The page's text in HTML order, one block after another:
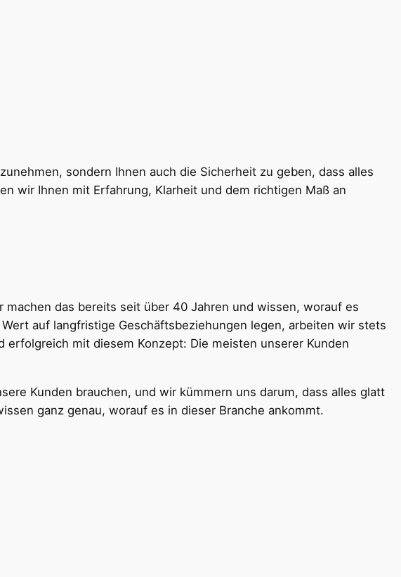
sondern Ihnen auch die Sicherheit zu geben, dass alles
wir Ihnen mit Erfahrung, Klarheit und dem richtigen Maß an
machen das bereits seit über 40 Jahren und wissen, worauf es
auf langfristige Geschäftsbeziehungen legen, arbeiten wir stets
mit diesem Konzept: Die meisten unserer Kunden
Kunden brauchen, und wir kümmern uns darum, dass alles glatt
ganz genau, worauf es in dieser Branche ankommt.